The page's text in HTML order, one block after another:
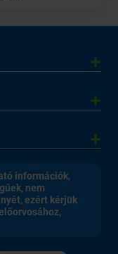
információk,
nem
ezért kérjük